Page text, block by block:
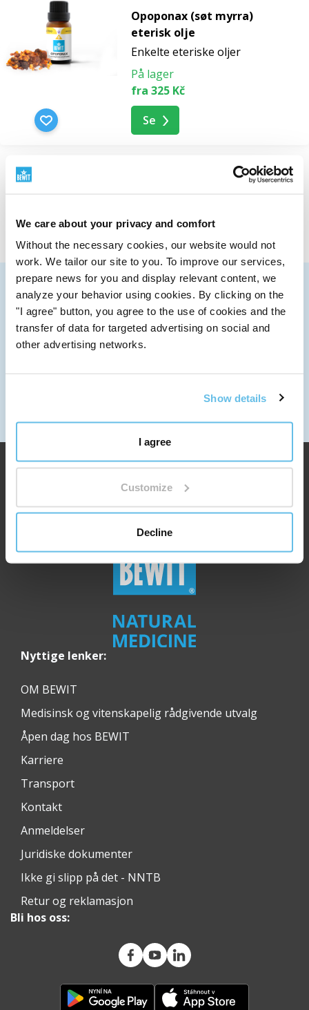
We care about your privacy and comfort
Without the necessary cookies, our website would not
work. We tailor our site to you. To improve our services,
prepare news for you and display relevant content, we
analyze your behavior using cookies. By clicking on the
"I agree" button, you agree to the use of cookies and the
transfer of data for targeted advertising on social and
other advertising networks.
Show details
I agree
Customize
Decline
Opoponax (søt myrra)
eterisk olje
Enkelte eteriske oljer
På lager
fra 325 Kč
Se
VI SENDER OVER HELE VERDEN
Mer informasjon om transport
SKRIV TIL OSS
info@bewit.love
Nyttige lenker:
OM BEWIT
Medisinsk og vitenskapelig rådgivende utvalg
Åpen dag hos BEWIT
Karriere
Transport
Kontakt
Anmeldelser
Juridiske dokumenter
Ikke gi slipp på det - NNTB
Retur og reklamasjon
Bli hos oss: